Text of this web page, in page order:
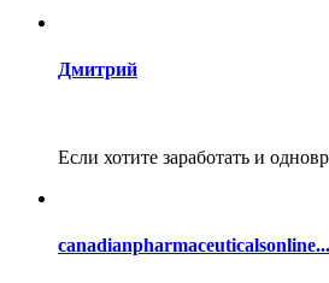
Дмитрий
Если хотите заработать и
canadianpharmaceuticalsonline...